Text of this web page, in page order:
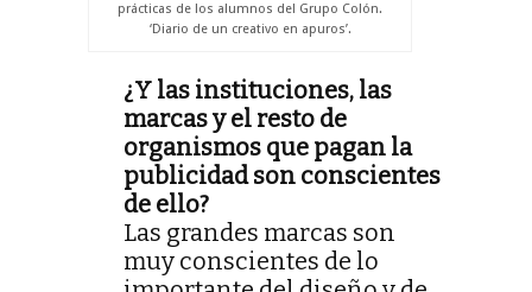
prácticas de los alumnos del Grupo Colón.
‘Diario de un creativo en apuros’.
¿Y las instituciones, las
marcas y el resto de
organismos que pagan la
publicidad son conscientes
de ello?
Las grandes marcas son
muy conscientes de lo